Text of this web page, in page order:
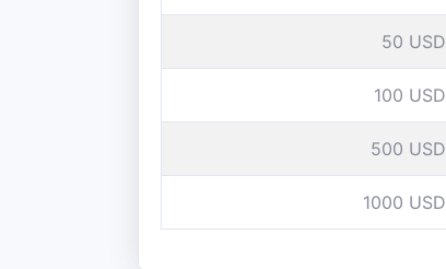
50 USD
100 USD
500 USD
1000 USD